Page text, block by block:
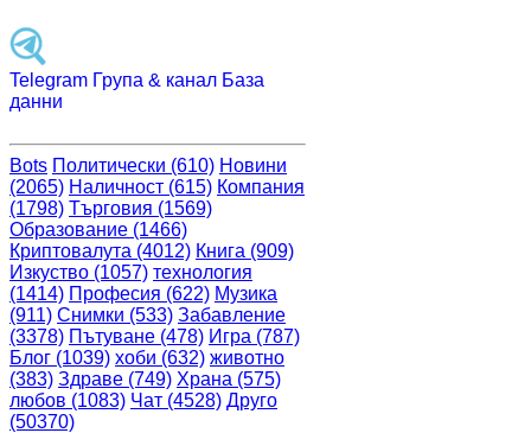
Telegram Група & канал База
данни
Bots Политически (610) Новини
(2065) Наличност (615) Компания
(1798) Търговия (1569)
Образование (1466)
Криптовалута (4012) Книга (909)
Изкуство (1057) технология
(1414) Професия (622) Музика
(911) Снимки (533) Забавление
(3378) Пътуване (478) Игра (787)
Блог (1039) хоби (632) животно
(383) Здраве (749) Храна (575)
любов (1083) Чат (4528) Друго
(50370)